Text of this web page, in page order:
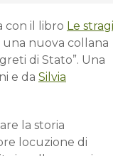
con il libro Le stragi
una nuova collana
di Stato”. Una
e da Silvia
la storia
locuzione di